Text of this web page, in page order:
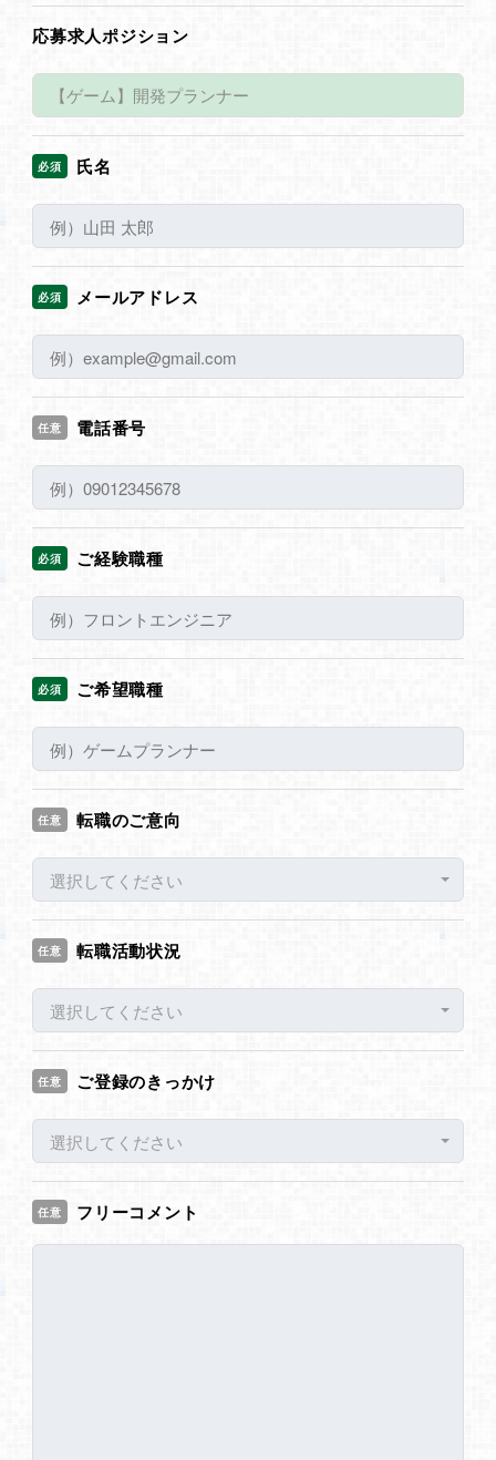
応募求人ポジション
必須 氏名
必須 メールアドレス
任意 電話番号
必須 ご経験職種
必須 ご希望職種
任意 転職のご意向
選択してください
任意 転職活動状況
選択してください
任意 ご登録のきっかけ
選択してください
任意 フリーコメント